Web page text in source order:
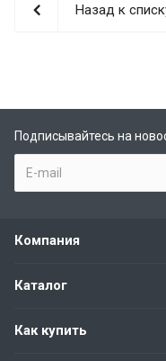
Назад к
Подписывайтесь на
Компания
Каталог
Как купить